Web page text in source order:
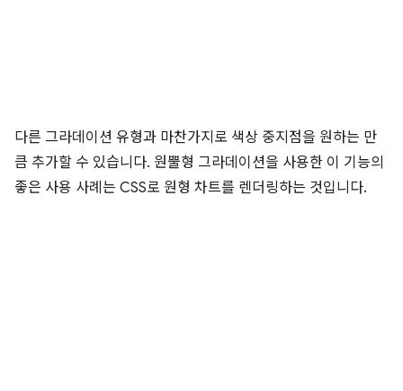
다른 그라데이션 유형과 마찬가지로 색상 중지점을 원하는 만
큼 추가할 수 있습니다. 원뿔형 그라데이션을 사용한 이 기능의
좋은 사용 사례는 CSS로 원형 차트를 렌더링하는 것입니다.